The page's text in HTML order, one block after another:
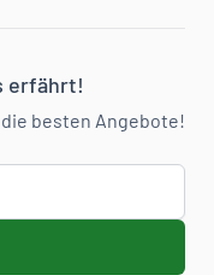
erfährt!
besten Angebote!